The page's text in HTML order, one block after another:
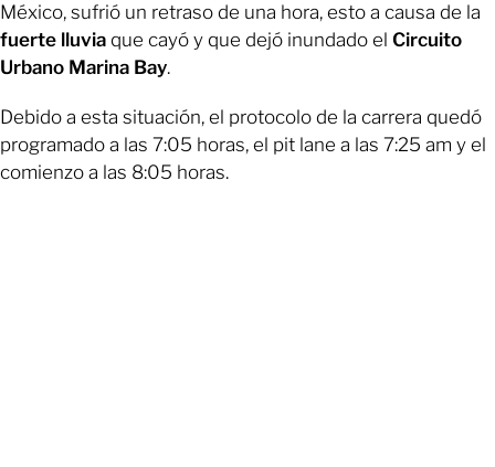
México, sufrió un retraso de una hora, esto a causa de la
fuerte lluvia que cayó y que dejó inundado el Circuito
Urbano Marina Bay.
Debido a esta situación, el protocolo de la carrera quedó
programado a las 7:05 horas, el pit lane a las 7:25 am y el
comienzo a las 8:05 horas.